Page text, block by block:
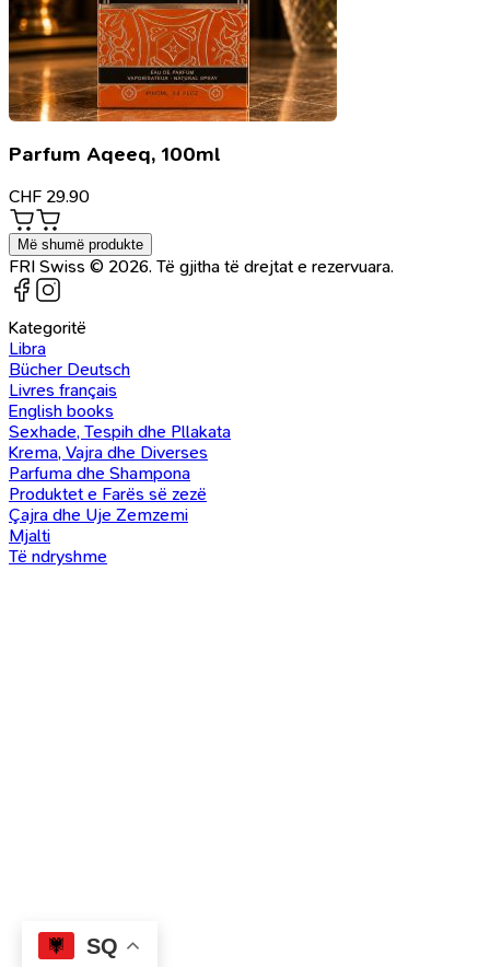
Parfum Aqeeq, 100ml
CHF 29.90
Më shumë produkte
FRI Swiss © 2026. Të gjitha të drejtat e rezervuara.
SQ
Kategoritë
Libra
Bücher Deutsch
Livres français
English books
Sexhade, Tespih dhe Pllakata
Krema, Vajra dhe Diverses
Parfuma dhe Shampona
Produktet e Farës së zezë
Çajra dhe Uje Zemzemi
Mjalti
Të ndryshme